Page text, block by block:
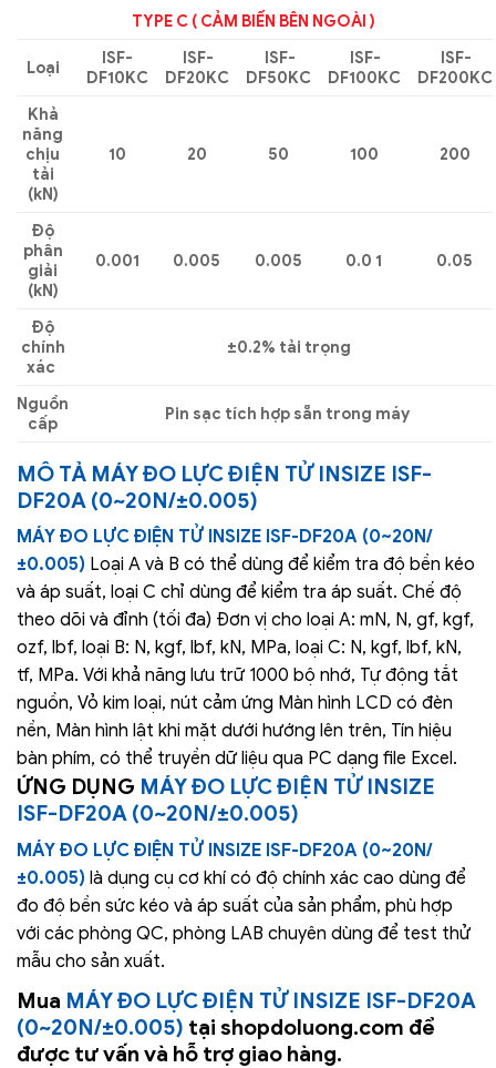
TYPE C ( CẢM BIẾN BÊN NGOÀI )
Loại
ISF-
DF10KC
ISF-
DF20KC
ISF-
DF50KC
ISF-
DF100KC
ISF-
DF200KC
Khả
năng
chịu
tải
(kN)
10 20 50 100 200
Độ
phân
giải
(kN)
0.001 0.005 0.005 0.0 1 0.05
Độ
chính
xác
±0.2% tải trọng
Nguồn
cấp
Pin sạc tích hợp sẵn trong máy
MÔ TẢ MÁY ĐO LỰC ĐIỆN TỬ INSIZE ISF-
DF20A (0~20N/±0.005)
MÁY ĐO LỰC ĐIỆN TỬ INSIZE ISF-DF20A (0~20N/
±0.005) Loại A và B có thể dùng để kiểm tra độ bền kéo
và áp suất, loại C chỉ dùng để kiểm tra áp suất. Chế độ
theo dõi và đỉnh (tối đa) Đơn vị cho loại A: mN, N, gf, kgf,
ozf, lbf, loại B: N, kgf, lbf, kN, MPa, loại C: N, kgf, lbf, kN,
tf, MPa. Với khả năng lưu trữ 1000 bộ nhớ, Tự động tắt
nguồn, Vỏ kim loại, nút cảm ứng Màn hình LCD có đèn
nền, Màn hình lật khi mặt dưới hướng lên trên, Tín hiệu
bàn phím, có thể truyền dữ liệu qua PC dạng file Excel.
ỨNG DỤNG MÁY ĐO LỰC ĐIỆN TỬ INSIZE
ISF-DF20A (0~20N/±0.005)
MÁY ĐO LỰC ĐIỆN TỬ INSIZE ISF-DF20A (0~20N/
±0.005) là dụng cụ cơ khí có độ chính xác cao dùng để
đo độ bền sức kéo và áp suất của sản phẩm, phù hợp
với các phòng QC, phòng LAB chuyên dùng để test thử
mẫu cho sản xuất.
Mua MÁY ĐO LỰC ĐIỆN TỬ INSIZE ISF-DF20A
(0~20N/±0.005) tại shopdoluong.com để
được tư vấn và hỗ trợ giao hàng.